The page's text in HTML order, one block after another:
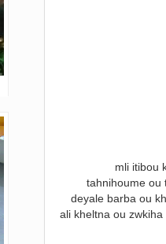
mli itibou
tahnihoume ou
deyale barba ou
ali kheltna ou